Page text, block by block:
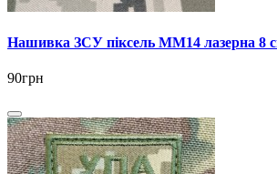
Нашивка ЗСУ піксель ММ14 лазерна 8
90грн